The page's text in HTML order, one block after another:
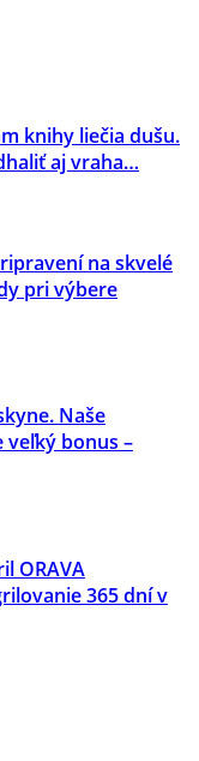
knihy liečia dušu.
aj vraha…
na skvelé
pri výbere
Naše
bonus –
ORAVA
365 dní v